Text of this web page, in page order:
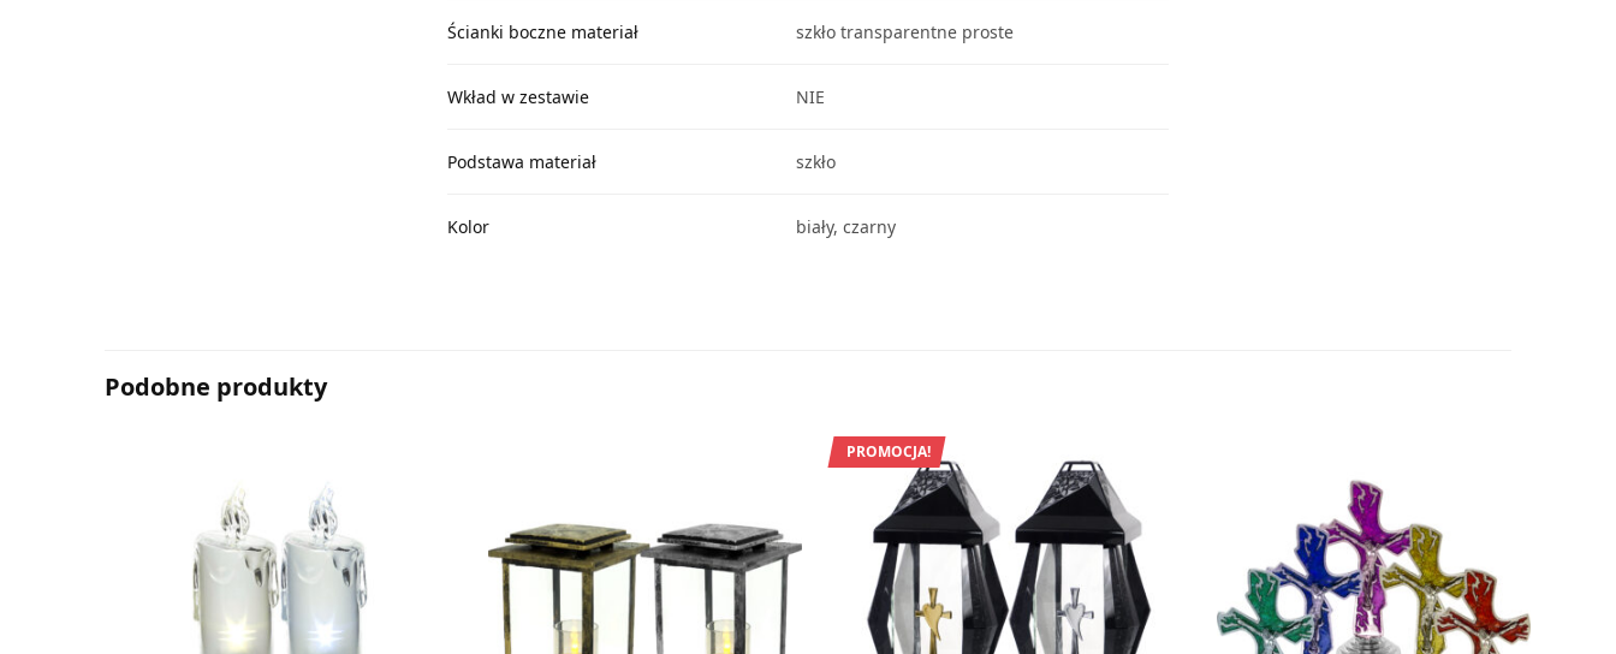
Ścianki boczne materiał szkło transparentne proste
Wkład w zestawie NIE
Podstawa materiał szkło
Kolor biały, czarny
Podobne produkty
PROMOCJA!